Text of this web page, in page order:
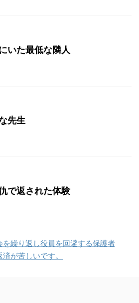
いた最低な隣人
先生
で返された体験
を繰り返し役員を回避する保護者
が苦しいです。